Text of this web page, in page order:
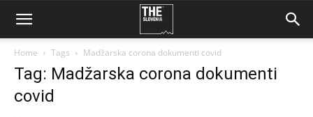
Home Tags Madžarska corona dokumenti covid
Tag: Madžarska corona dokumenti
covid